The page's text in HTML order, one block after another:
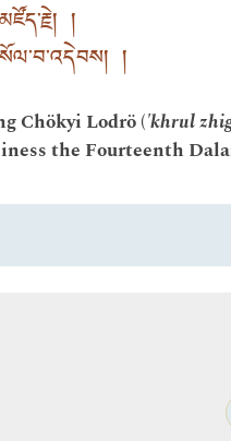
།
།
Chökyi Lodrö ('khrul
the Fourteenth